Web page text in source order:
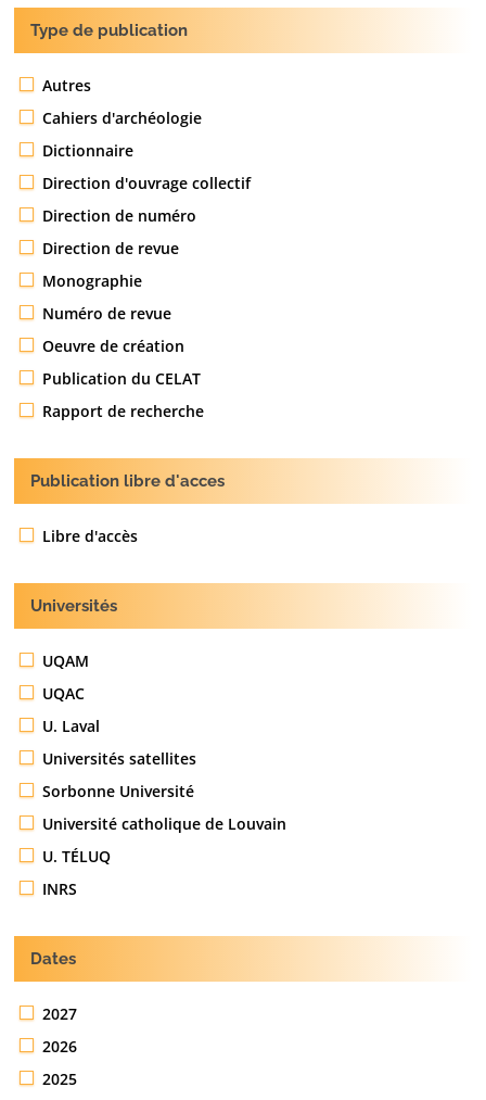
Type de publication
Autres
Cahiers d'archéologie
Dictionnaire
Direction d'ouvrage collectif
Direction de numéro
Direction de revue
Monographie
Numéro de revue
Oeuvre de création
Publication du CELAT
Rapport de recherche
Publication libre d'acces
Libre d'accès
Universités
UQAM
UQAC
U. Laval
Universités satellites
Sorbonne Université
Université catholique de Louvain
U. TÉLUQ
INRS
Dates
2027
2026
2025